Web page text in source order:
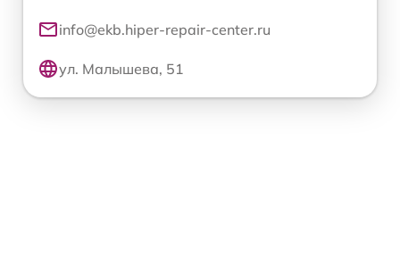
info@ekb.hiper-repair-center.ru
ул. Малышева, 51